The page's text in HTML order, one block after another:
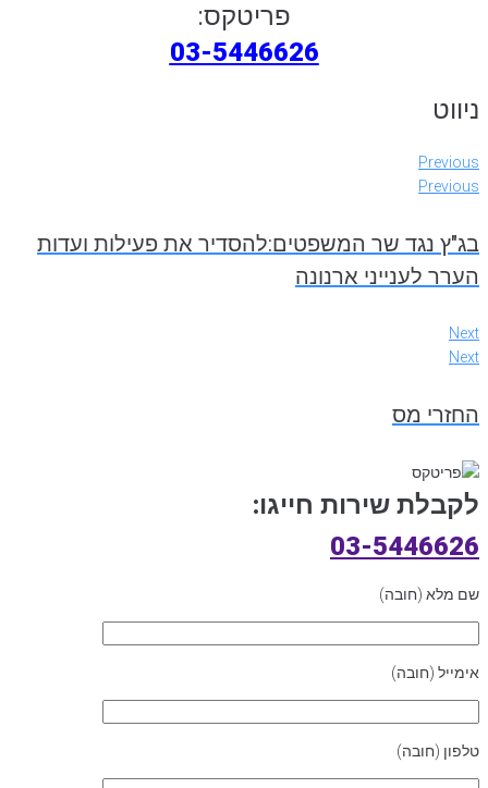
פריטקס:
03-5446626
ניווט
Previous
Previous
בג"ץ נגד שר המשפטים:להסדיר את פעילות ועדות
הערר לענייני ארנונה
Next
Next
החזרי מס
לקבלת שירות חייגו:
03-5446626
שם מלא (חובה)
אימייל (חובה)
טלפון (חובה)